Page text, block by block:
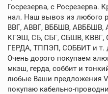
Госрезерва, с Росрезерва.
нал. Наш вывоз из любого
ВВГ, АВВГ, ВББШВ, АВББШВ,
КГЭШ, СБ, СБГ, СБШВ,
ГЕРДА, ТППЭП, СОББИТ и т.
Очень дорого покупаем
мкэш, герда, соббит и
любые Ваши предложения
покупаю кабельно-